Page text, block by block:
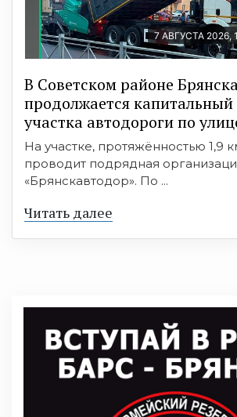
7 АВГУСТА 2026,
В Советском районе
продолжается
участка автодороги по
На участке, протяжённостью 1,9
проводит подрядная
«Брянскавтодор». По ...
Читать далее